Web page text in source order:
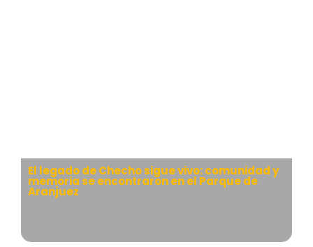
El legado de Checho sigue vivo: comunidad y
memoria se encontraron en el Parque de
Aranjuez